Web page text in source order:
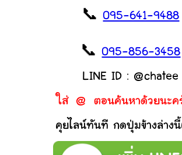
📞095-641-9488
📞095-856-3458
LINE ID : @chatee
ใส่ @ ตอนค้นหาด้วยนะ
คุยไลน์ทันที กดปุ่มข้างล่างนี้